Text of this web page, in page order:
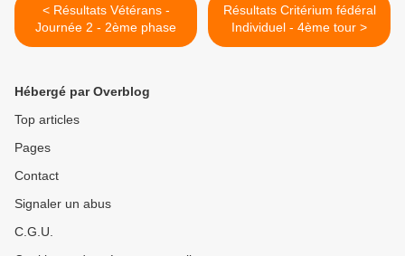
< Résultats Vétérans -
Journée 2 - 2ème phase
Résultats Critérium fédéral
Individuel - 4ème tour >
Hébergé par Overblog
Top articles
Pages
Contact
Signaler un abus
C.G.U.